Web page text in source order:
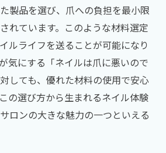
製品を選び、爪への負担を最小限
れています。このような材料選定
ルライフを送ることが可能になり
気にする「ネイルは爪に悪いので
しても、優れた材料の使用で安心
の選び方から生まれるネイル体験
ロンの大きな魅力の一つといえる